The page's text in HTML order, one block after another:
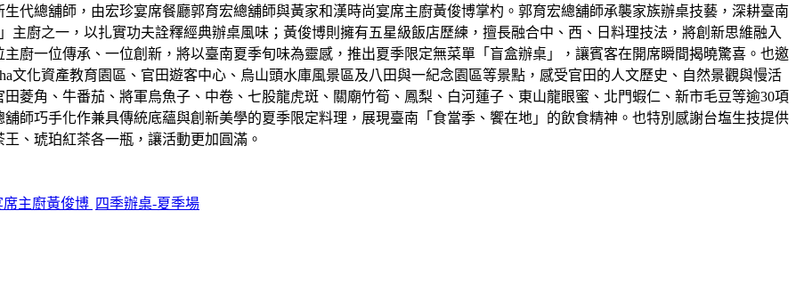
代總舖師，由宏珍宴席餐廳郭育宏總舖師與黃家和漢時尚宴席主廚黃俊博掌杓。郭育宏總舖師承襲家族辦桌技藝，深耕臺南
主廚之一，以扎實功夫詮釋經典辦桌風味；黃俊博則擁有五星級飯店歷練，擅長融合中、西、日料理技法，將創新思維融入
廚一位傳承、一位創新，將以臺南夏季旬味為靈感，推出夏季限定無菜單「盲盒辦桌」，讓賓客在開席瞬間揭曉驚喜。也邀
文化資產教育園區、官田遊客中心、烏山頭水庫風景區及八田與一紀念園區等景點，感受官田的人文歷史、自然景觀與慢活
菱角、牛番茄、將軍烏魚子、中卷、七股龍虎斑、關廟竹筍、鳳梨、白河蓮子、東山龍眼蜜、北門蝦仁、新市毛豆等逾30項
師巧手化作兼具傳統底蘊與創新美學的夏季限定料理，展現臺南「食當季、饗在地」的飲食精神。也特別感謝台塩生技提供
、琥珀紅茶各一瓶，讓活動更加圓滿。
主廚黃俊博 四季辦桌-夏季場